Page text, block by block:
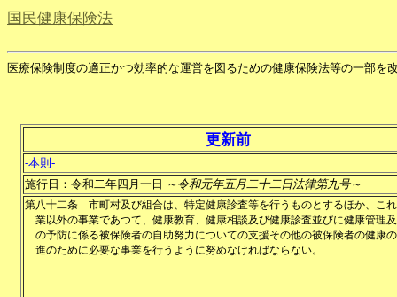
国民健康保険法
医療保険制度の適正かつ効率的な運営を図るための健康保険法等の一部を
更新前
-本則-
施行日：令和二年四月一日 ～令和元年五月二十二日法律第九号～
第八十二条
市町村及び組合は、特定健康診査等を行うものとするほか、こ
業以外の事業であつて、健康教育、健康相談及び健康診査並びに健康管理
の予防に係る被保険者の自助努力についての支援その他の被保険者の健康
進のために必要な事業を行うように努めなければならない。